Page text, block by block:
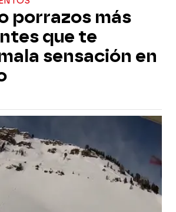
porrazos más
que te
sensación en